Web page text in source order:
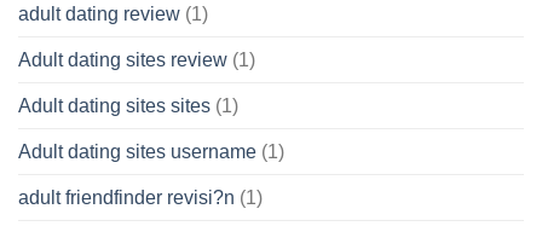
adult dating review (1)
Adult dating sites review (1)
Adult dating sites sites (1)
Adult dating sites username (1)
adult friendfinder revisi?n (1)